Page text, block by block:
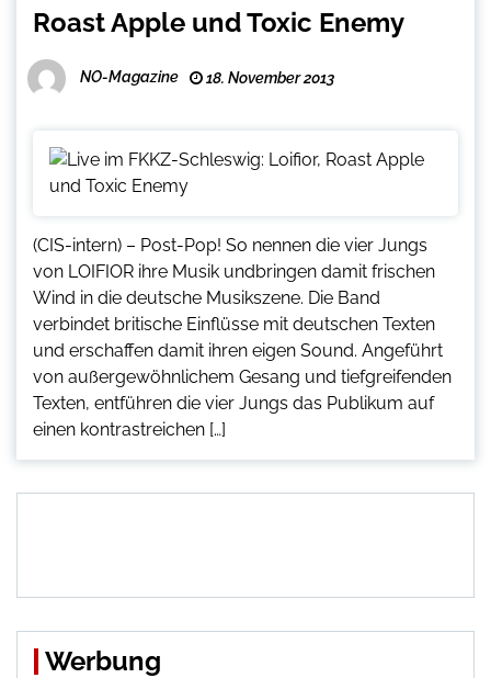
Roast Apple und Toxic Enemy
NO-Magazine 18. November 2013
(CIS-intern) – Post-Pop! So nennen die vier Jungs
von LOIFIOR ihre Musik undbringen damit frischen
Wind in die deutsche Musikszene. Die Band
verbindet britische Einflüsse mit deutschen Texten
und erschaffen damit ihren eigen Sound. Angeführt
von außergewöhnlichem Gesang und tiefgreifenden
Texten, entführen die vier Jungs das Publikum auf
einen kontrastreichen […]
Werbung